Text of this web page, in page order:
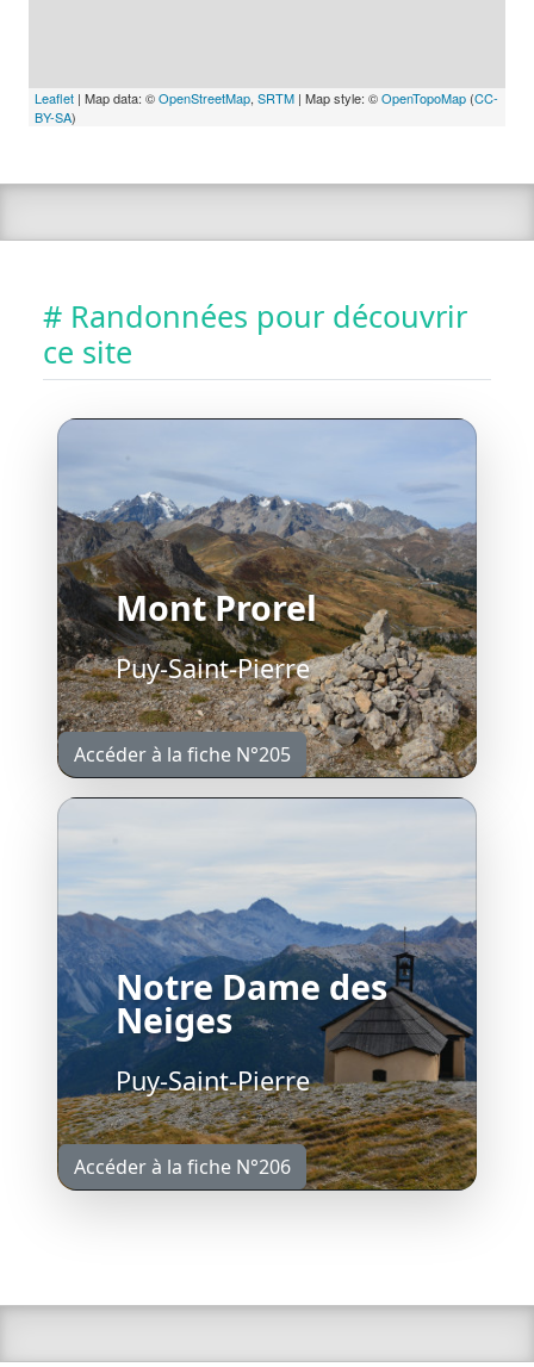
Leaflet | Map data: ©OpenStreetMap, SRTM | Map style: ©OpenTopoMap (CC-
BY-SA)
# Randonnées pour découvrir
ce site
Mont Prorel
Puy-Saint-Pierre
Accéder à la fiche N°205
Notre Dame des
Neiges
Puy-Saint-Pierre
Accéder à la fiche N°206